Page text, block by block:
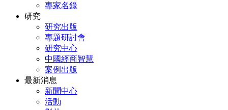
專家名錄
研究
研究出版
專題研討會
研究中心
中國經商智慧
案例出版
最新消息
新聞中心
活動